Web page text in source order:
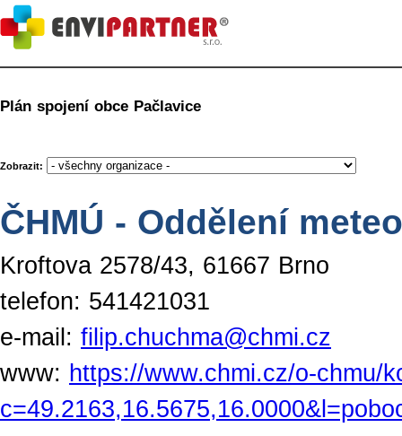
Plán spojení obce Pačlavice
Zobrazit:
ČHMÚ - Oddělení
Kroftova 2578/43, 61667 Brno
telefon: 541421031
e-mail: filip.chuchma@chmi.cz
www: https://www.chmi.cz/o-chmu/